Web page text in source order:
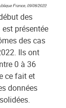
des
présentée
des cas
Ils ont
0 à 36
ce fait et
données